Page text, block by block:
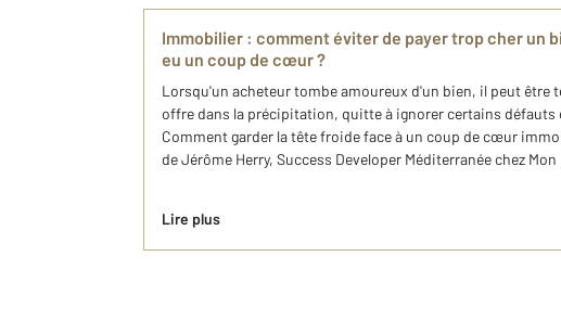
Immobilier : comment éviter de payer trop cher un
eu un coup de cœur ?
Lorsqu'un acheteur tombe amoureux d'un bien, il peut être
offre dans la précipitation, quitte à ignorer certains défauts
Comment garder la tête froide face à un coup de cœur
de Jérôme Herry, Success Developer Méditerranée chez Mon
Lire plus